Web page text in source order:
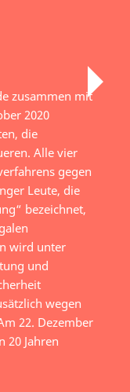
zusammen mit
2020
die
Alle vier
gegen
Leute, die
bezeichnet,
wird unter
und
wegen
22. Dezember
20 Jahren